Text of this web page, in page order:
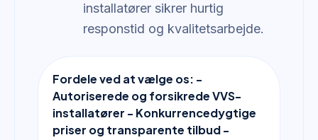
installatører sikrer hurtig
responstid og kvalitetsarbejde.
Fordele ved at vælge os: -
Autoriserede og forsikrede VVS-
installatører - Konkurrencedygtige
priser og transparente tilbud -